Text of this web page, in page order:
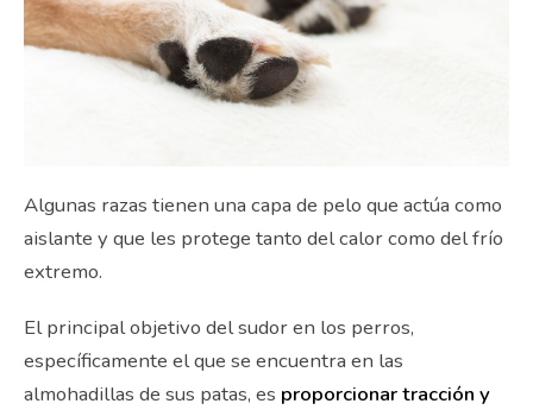
Algunas razas tienen una capa de pelo que actúa como
aislante y que les protege tanto del calor como del frío
extremo.
El principal objetivo del sudor en los perros,
específicamente el que se encuentra en las
almohadillas de sus patas, es proporcionar tracción y